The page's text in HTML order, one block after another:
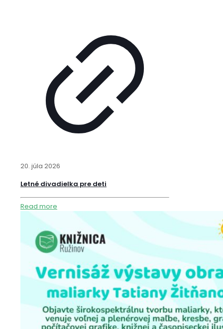
20. júla 2026
Letné divadielka pre deti
Read more